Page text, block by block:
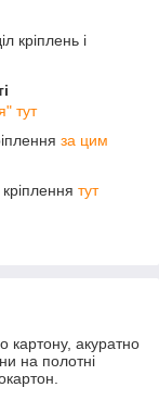
кріплень і
тут
за цим
тут
картону, акуратно
на полотні